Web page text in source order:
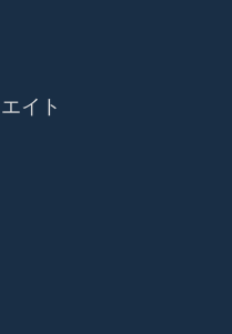
イト